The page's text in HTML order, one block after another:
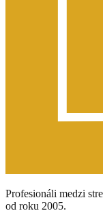
Profesionáli medzi
od roku 2005.